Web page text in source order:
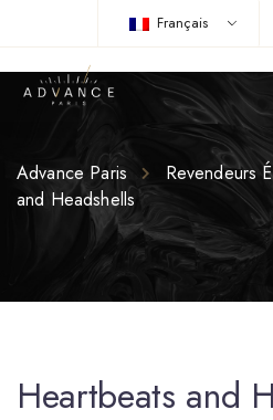
Français
Advance Paris Revendeurs
and Headshells
Heartbeats and